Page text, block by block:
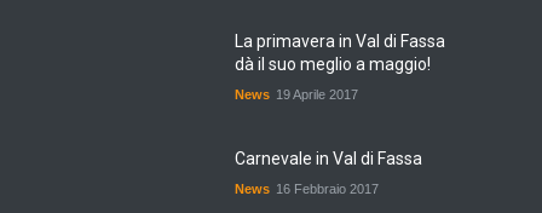
La primavera in Val di Fassa
dà il suo meglio a maggio!
News 19 Aprile 2017
Carnevale in Val di Fassa
News 16 Febbraio 2017